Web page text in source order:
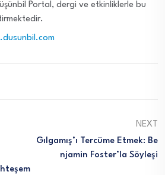
Portal, dergi ve etkinliklerle bu
NEXT
Gılgamış’ı Tercüme Etmek: Be
Njamin Foster’la Söyleşi